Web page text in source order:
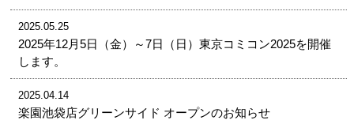
2025.05.25
2025年12月5日（金）～7日（日）東京コミコン2025を開催
します。
2025.04.14
楽園池袋店グリーンサイド オープンのお知らせ